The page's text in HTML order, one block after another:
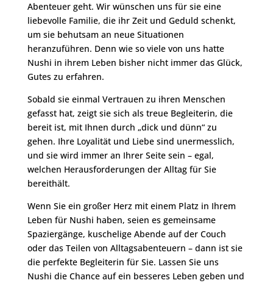
Abenteuer geht. Wir wünschen uns für sie eine
liebevolle Familie, die ihr Zeit und Geduld schenkt,
um sie behutsam an neue Situationen
heranzuführen. Denn wie so viele von uns hatte
Nushi in ihrem Leben bisher nicht immer das Glück,
Gutes zu erfahren.
Sobald sie einmal Vertrauen zu ihren Menschen
gefasst hat, zeigt sie sich als treue Begleiterin, die
bereit ist, mit Ihnen durch „dick und dünn“ zu
gehen. Ihre Loyalität und Liebe sind unermesslich,
und sie wird immer an Ihrer Seite sein – egal,
welchen Herausforderungen der Alltag für Sie
bereithält.
Wenn Sie ein großer Herz mit einem Platz in Ihrem
Leben für Nushi haben, seien es gemeinsame
Spaziergänge, kuschelige Abende auf der Couch
oder das Teilen von Alltagsabenteuern – dann ist sie
die perfekte Begleiterin für Sie. Lassen Sie uns
Nushi die Chance auf ein besseres Leben geben und